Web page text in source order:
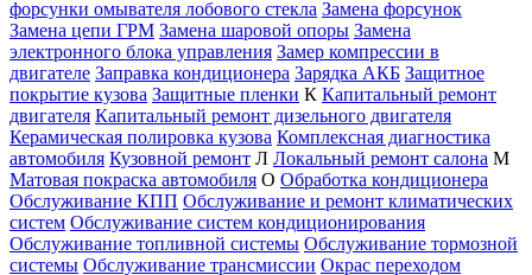
форсунки омывателя лобового стекла Замена форсунок
Замена цепи ГРМ Замена шаровой опоры Замена
электронного блока управления Замер компрессии в
двигателе Заправка кондиционера Зарядка АКБ Защитное
покрытие кузова Защитные пленки К Капитальный ремонт
двигателя Капитальный ремонт дизельного двигателя
Керамическая полировка кузова Комплексная диагностика
автомобиля Кузовной ремонт Л Локальный ремонт салона М
Матовая покраска автомобиля О Обработка кондиционера
Обслуживание КПП Обслуживание и ремонт климатических
систем Обслуживание систем кондиционирования
Обслуживание топливной системы Обслуживание тормозной
системы Обслуживание трансмиссии Окрас переходом